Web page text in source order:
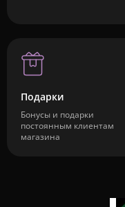
Подарки
Бонусы и подарки
постоянным клиентам
магазина